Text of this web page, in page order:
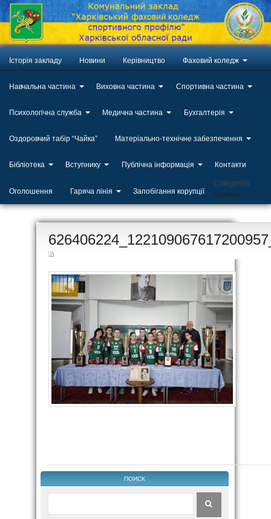
Історія закладу Новини Керівництво Фаховий коледж
Навчальна частина Виховна частина Спортивна частина
Психологічна служба Медична частина Бухгалтерія
Оздоровчий табір “Чайка” Матеріально-технічне забезпечення
Бібліотека Вступнику Публічна інформація Контакти
Оголошення Гаряча лінія Запобігання корупції
Categories
Новини
20
ПОИСК